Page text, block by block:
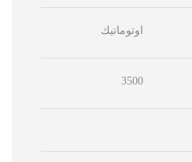
اوتوماتيك
3500